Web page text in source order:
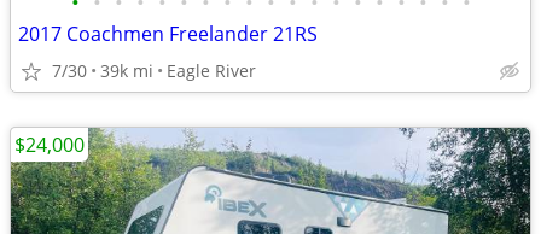
2017 Coachmen Freelander 21RS
7/30 39k mi Eagle River
$24,000